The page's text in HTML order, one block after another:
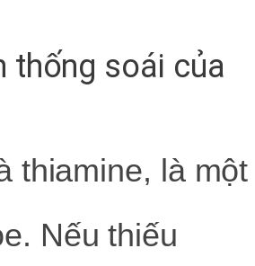
thống soái của
thiamine, là một
Nếu thiếu